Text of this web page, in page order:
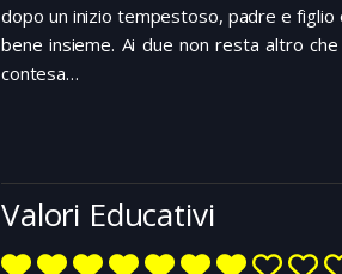
dopo un inizio tempestoso, padre e
bene insieme. Ai due non resta altro
contesa…
Valori Educativi